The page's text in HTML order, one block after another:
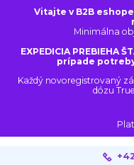
Vitajte v B2B
Minimálna
EXPEDICIA PREBIEHA
prípade
Každý novoregistrovaný
dózu